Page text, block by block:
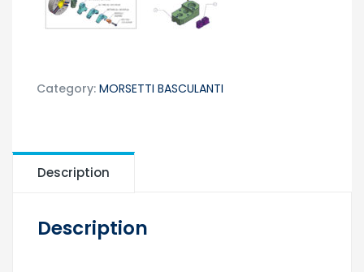
Category: MORSETTI BASCULANTI
Description
Description